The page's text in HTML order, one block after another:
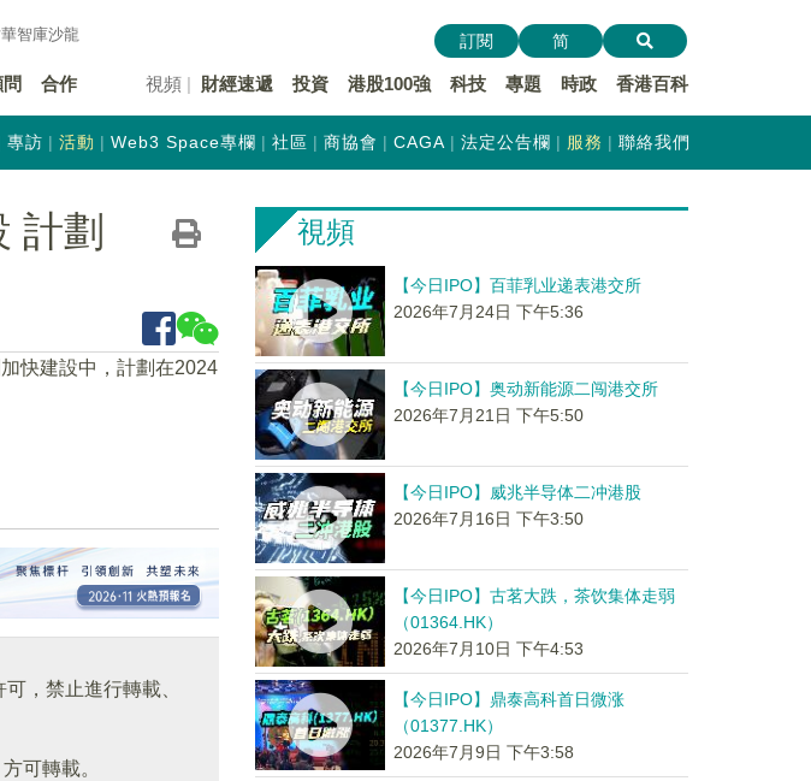
智庫沙龍
合作 視頻 財經速遞 投資 港股100強 科技 專題 時政 香港百科
訂閱 简
專訪 活動 Web3 Space專欄 社區 商協會 CAGA 法定公告欄 服務 聯絡我們
計劃
快建設中，計劃在2024
，禁止進行轉載、
可轉載。
視頻
【今日IPO】百菲乳业递表港交所
2026年7月24日 下午5:36
【今日IPO】奥动新能源二闯港交所
2026年7月21日 下午5:50
【今日IPO】威兆半导体二冲港股
2026年7月16日 下午3:50
【今日IPO】古茗大跌，茶饮集体走弱
（01364.HK）
2026年7月10日 下午4:53
【今日IPO】鼎泰高科首日微涨
（01377.HK）
2026年7月9日 下午3:58